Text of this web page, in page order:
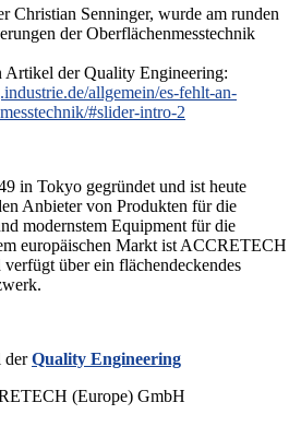
Christian Senninger, wurde am runden
der Oberflächenmesstechnik
Artikel der Quality Engineering:
allgemein/es-fehlt-an-
#slider-intro-2
in Tokyo gegründet und ist heute
Anbieter von Produkten für die
modernstem Equipment für die
europäischen Markt ist ACCRETECH
über ein flächendeckendes
derQuality Engineering
(Europe) GmbH